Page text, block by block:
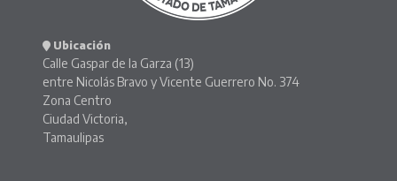
Ubicación
Calle Gaspar de la Garza (13)
entre Nicolás Bravo y Vicente Guerrero No. 374
Zona Centro
Ciudad Victoria,
Tamaulipas